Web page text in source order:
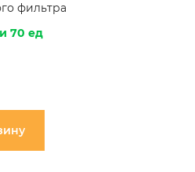
фильтра
70 ед